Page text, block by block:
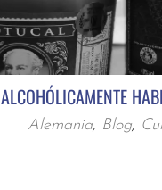
ALCOHÓLICAMENTE
Alemania, Blog,